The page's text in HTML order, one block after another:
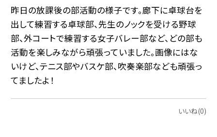
昨日の放課後の部活動の様子です。廊下に卓球台を
出して練習する卓球部、先生のノックを受ける野球
部、外コートで練習する女子バレー部など、どの部も
活動を楽しみながら頑張っていました。画像にはな
いけど、テニス部やバスケ部、吹奏楽部なども頑張っ
てましたよ！
いいね(0)